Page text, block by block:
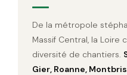
De la métropole
Massif Central, la Loire
diversité de chantiers.
Gier, Roanne,